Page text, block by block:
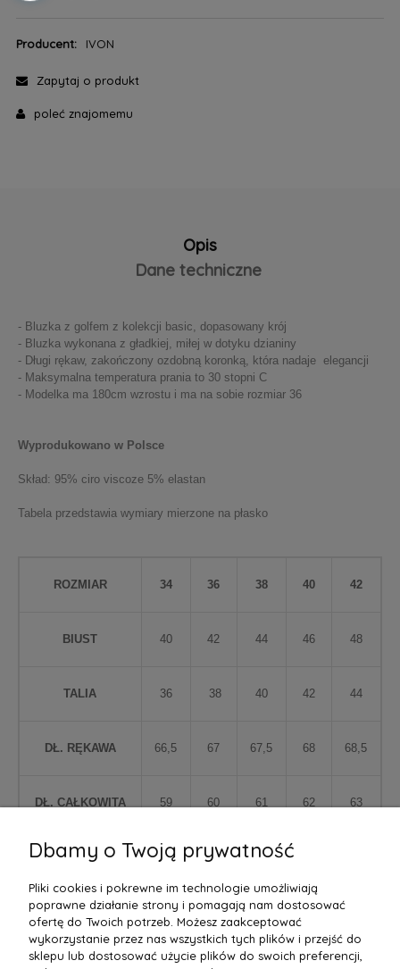
Producent: IVON
Zapytaj o produkt
poleć znajomemu
Opis
Dane techniczne
- Bluzka z golfem z kolekcji basic, dopasowany krój
- Bluzka wykonana z gładkiej, miłej w dotyku dzianiny
- Długi rękaw, zakończony ozdobną koronką, która nadaje elegancji
- Maksymalna temperatura prania to 30 stopni C
- Modelka ma 180cm wzrostu i ma na sobie rozmiar 36
Wyprodukowano w Polsce
Skład: 95% ciro viscoze 5% elastan
Tabela przedstawia wymiary mierzone na płasko
ROZMIAR 34 36 38 40 42
BIUST 40 42 44 46 48
TALIA 36 38 40 42 44
DŁ. RĘKAWA 66,5 67 67,5 68 68,5
DŁ. CAŁKOWITA 59 60 61 62 63
Dbamy o Twoją prywatność
Pliki cookies i pokrewne im technologie umożliwiają
poprawne działanie strony i pomagają nam dostosować
ofertę do Twoich potrzeb. Możesz zaakceptować
wykorzystanie przez nas wszystkich tych plików i przejść do
sklepu lub dostosować użycie plików do swoich preferencji,